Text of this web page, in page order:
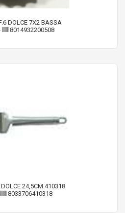
DOLCE 7X2 BASSA
8014932200508
24,5CM.410318
8033706410318